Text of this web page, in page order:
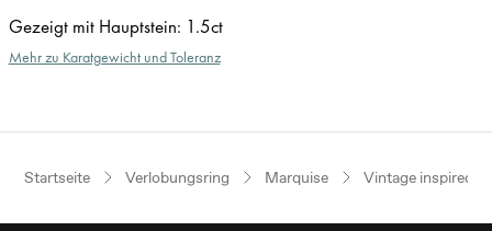
Gezeigt mit Hauptstein: 1.5ct
Mehr zu Karatgewicht und Toleranz
Startseite Verlobungsring Marquise Vintage inspired